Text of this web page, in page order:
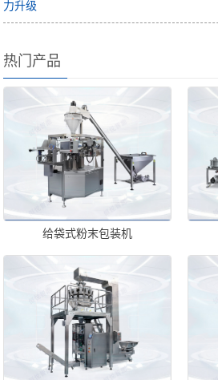
力升级
热门产品
给袋式粉末包装机